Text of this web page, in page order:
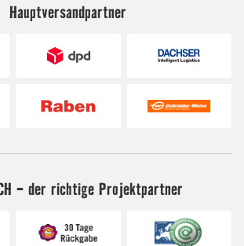
Hauptversandpartner
- der richtige Projektpartner